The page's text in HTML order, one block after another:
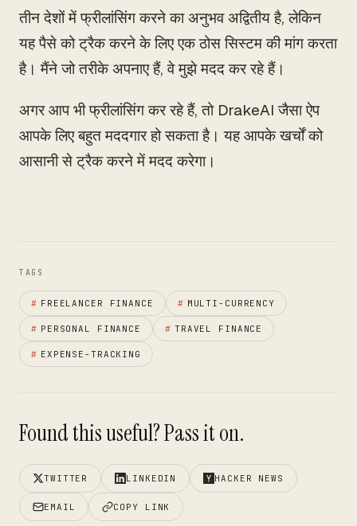
तीन देशों में फ्रीलांसिंग करने का अनुभव अद्वितीय है, लेकिन
यह पैसे को ट्रैक करने के लिए एक ठोस सिस्टम की मांग करता
है। मैंने जो तरीके अपनाए हैं, वे मुझे मदद कर रहे हैं।
अगर आप भी फ्रीलांसिंग कर रहे हैं, तो DrakeAI जैसा ऐप
आपके लिए बहुत मददगार हो सकता है। यह आपके खर्चों को
आसानी से ट्रैक करने में मदद करेगा।
TAGS
# FREELANCER FINANCE # MULTI-CURRENCY
# PERSONAL FINANCE # TRAVEL FINANCE
# EXPENSE-TRACKING
Found this useful? Pass it on.
TWITTER LINKEDIN HACKER NEWS
EMAIL COPY LINK